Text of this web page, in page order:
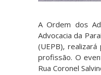
A Ordem dos
Advocacia da
(UEPB),
profissão. O
Rua Coronel